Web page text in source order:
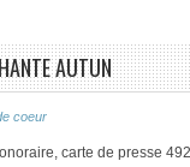
AUTUN
coeur
carte de presse